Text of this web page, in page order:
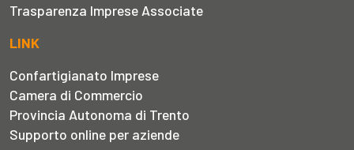
Trasparenza Imprese Associate
LINK
Confartigianato Imprese
Camera di Commercio
Provincia Autonoma di Trento
Supporto online per aziende